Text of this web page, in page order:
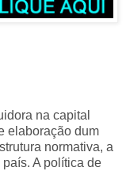
na capital
elaboração dum
normativa, a
A política de